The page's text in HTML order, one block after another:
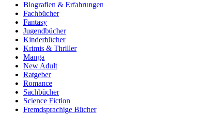
Biografien & Erfahrungen
Fachbücher
Fantasy
Jugendbücher
Kinderbücher
Krimis & Thriller
Manga
New Adult
Ratgeber
Romance
Sachbücher
Science Fiction
Fremdsprachige Bücher